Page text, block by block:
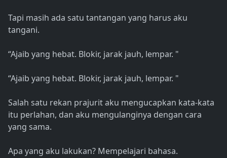
Tapi masih ada satu tantangan yang harus aku
tangani.
“Ajaib yang hebat. Blokir, jarak jauh, lempar. "
“Ajaib yang hebat. Blokir, jarak jauh, lempar. "
Salah satu rekan prajurit aku mengucapkan kata-kata
itu perlahan, dan aku mengulanginya dengan cara
yang sama.
Apa yang aku lakukan? Mempelajari bahasa.